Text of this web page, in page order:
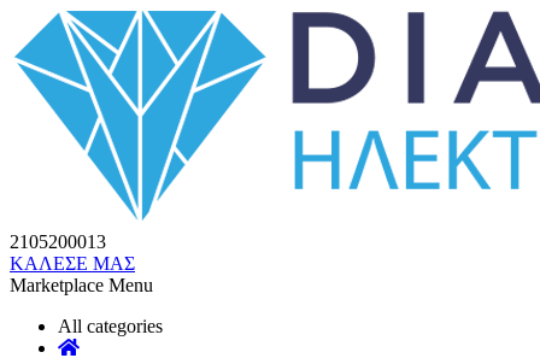
2105200013
ΚΑΛΕΣΕ ΜΑΣ
Marketplace Menu
All categories